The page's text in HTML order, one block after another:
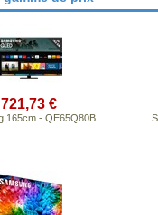
721,73 €
165cm - QE65Q80B